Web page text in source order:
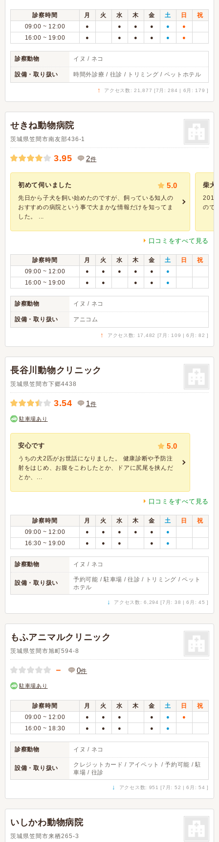
診察時間 月 火 水 木 金 土 日
祝
09:00 ~ 12:00
● ● ● ● ● ●
16:00 ~ 19:00 ● ● ● ● ● ●
診察動物 イヌ / ネコ
設備・取り扱い 時間外診療 / 往診 / トリミング / ペットホテル
↑ アクセス数: 21,877 [7月: 284 | 6月: 179 ]
せきね動物病院
茨城県笠間市南友部436-1
3.95 2件
初めて伺いました 5.0
先日から子犬を飼い始めたのですが、飼っている知人の
おすすめの病院という事で大まかな情報だけを知ってま
した。 ...
柴犬
2015
ので
口コミをすべて見る
診察時間 月 火 水 木 金 土 日
祝
09:00 ~ 12:00
● ● ● ● ● ●
16:00 ~ 19:00 ● ● ● ● ●
診察動物 イヌ / ネコ
設備・取り扱い アニコム
↑ アクセス数: 17,482 [7月: 109 | 6月: 82 ]
長谷川動物クリニック
茨城県笠間市下郷4438
3.54 1件
駐車場あり
安心です 5.0
うちの犬2匹がお世話になりました。 健康診断や予防注
射をはじめ、お腹をこわしたとか、ドアに尻尾を挟んだ
とか、...
口コミをすべて見る
診察時間 月 火 水 木 金 土 日
祝
09:00 ~ 12:00
● ● ● ● ● ●
16:30 ~ 19:00 ● ● ● ● ●
診察動物 イヌ / ネコ
設備・取り扱い
予約可能 / 駐車場 / 往診 / トリミング / ペット
ホテル
↓ アクセス数: 6,294 [7月: 38 | 6月: 45 ]
もふアニマルクリニック
茨城県笠間市旭町594-8
－ 0件
駐車場あり
診察時間 月 火 水 木 金 土 日
祝
09:00 ~ 12:00
● ● ● ● ● ●
16:00 ~ 18:30 ● ● ● ● ●
診察動物 イヌ / ネコ
設備・取り扱い
クレジットカード / アイペット / 予約可能 / 駐
車場 / 往診
↓ アクセス数: 951 [7月: 52 | 6月: 54 ]
いしかわ動物病院
茨城県笠間市来栖265-3